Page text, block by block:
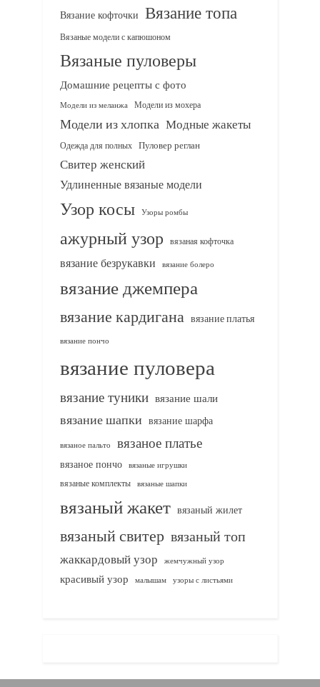
Вязание кофточки Вязание топа
Вязаные модели с капюшоном
Вязаные пуловеры
Домашние рецепты с фото
Модели из меланжа Модели из мохера
Модели из хлопка Модные жакеты
Одежда для полных Пуловер реглан
Свитер женский
Удлиненные вязаные модели
Узор косы Узоры ромбы
ажурный узор вязаная кофточка
вязание безрукавки вязание болеро
вязание джемпера
вязание кардигана вязание платья
вязание пончо
вязание пуловера
вязание туники вязание шали
вязание шапки вязание шарфа
вязаное пальто вязаное платье
вязаное пончо вязаные игрушки
вязаные комплекты
вязаные шапки
вязаный жакет вязаный жилет
вязаный свитер вязаный топ
жаккардовый узор жемчужный узор
красивый узор малышам узоры с листьями